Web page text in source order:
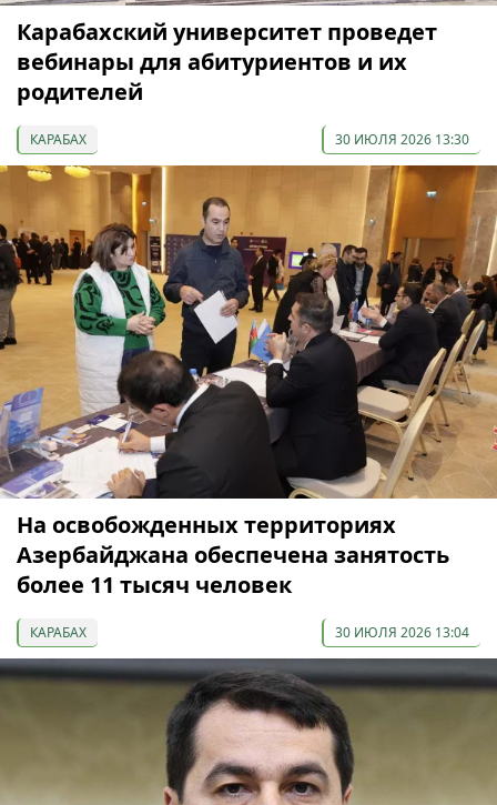
Карабахский университет проведет
вебинары для абитуриентов и их
родителей
КАРАБАХ 30 ИЮЛЯ 2026 13:30
На освобожденных территориях
Азербайджана обеспечена занятость
более 11 тысяч человек
КАРАБАХ 30 ИЮЛЯ 2026 13:04